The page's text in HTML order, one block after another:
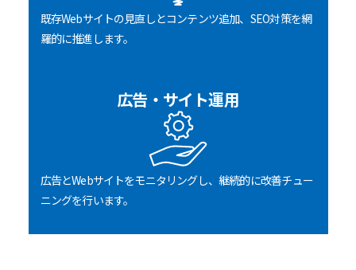
既存Webサイトの見直しとコンテンツ追加、SEO対策を網
羅的に推進します。
広告・サイト運用
広告とWebサイトをモニタリングし、継続的に改善チュー
ニングを行います。